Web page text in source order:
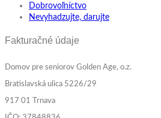
Dobrovoľníctvo
Nevyhadzujte, darujte
Fakturačné údaje
Domov pre seniorov Golden Age, o.z.
Bratislavská ulica 5226/29
917 01 Trnava